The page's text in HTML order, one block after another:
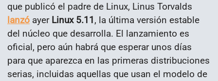
que publicó el padre de Linux, Linus Torvalds
lanzó ayer Linux 5.11, la última versión estable
del núcleo que desarrolla. El lanzamiento es
oficial, pero aún habrá que esperar unos días
para que aparezca en las primeras distribuciones
serias, incluidas aquellas que usan el modelo de